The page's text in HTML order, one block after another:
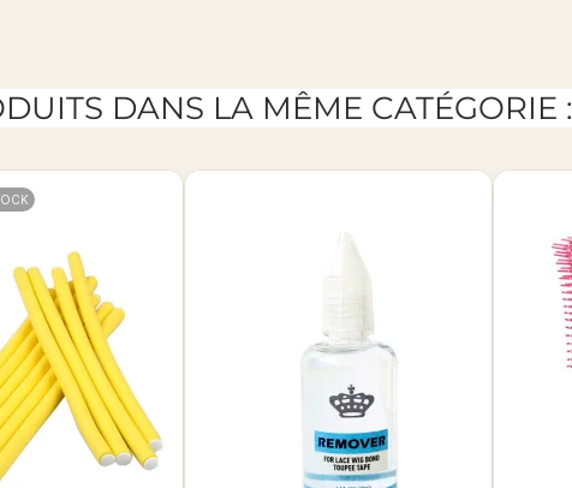
DANS LA MÊME CATÉGORIE :